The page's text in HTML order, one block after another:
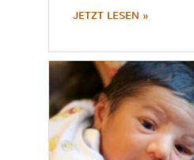
JETZT LESEN »